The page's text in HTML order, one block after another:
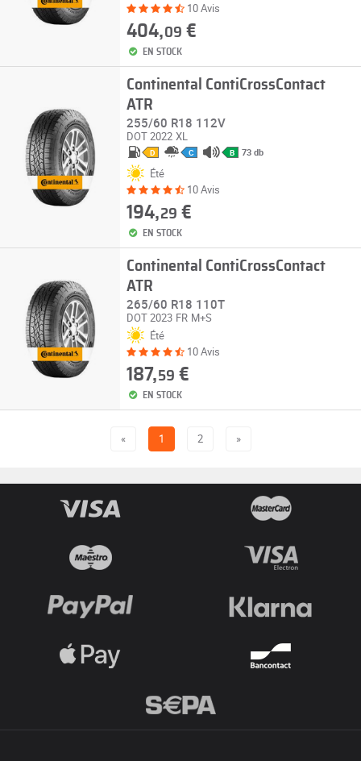
10 Avis
404,09 €
EN STOCK
Continental ContiCrossContact
ATR
255/60 R18 112V
DOT 2022 XL
D C B 73 db
Été
10 Avis
194,29 €
EN STOCK
Continental ContiCrossContact
ATR
265/60 R18 110T
DOT 2023 FR M+S
Été
10 Avis
187,59 €
EN STOCK
« 1 2 »